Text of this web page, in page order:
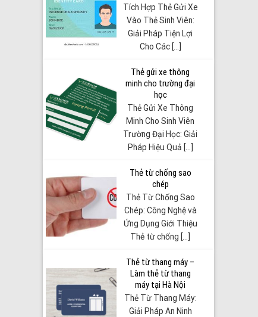
Tích Hợp Thẻ Gửi Xe
Vào Thẻ Sinh Viên:
Giải Pháp Tiện Lợi
Cho Các [...]
Thẻ gửi xe thông
minh cho trường đại
học
Thẻ Gửi Xe Thông
Minh Cho Sinh Viên
Trường Đại Học: Giải
Pháp Hiệu Quả [...]
Thẻ từ chống sao
chép
Thẻ Từ Chống Sao
Chép: Công Nghệ và
Ứng Dụng Giới Thiệu
Thẻ từ chống [...]
Thẻ từ thang máy –
Làm thẻ từ thang
máy tại Hà Nội
Thẻ Từ Thang Máy:
Giải Pháp An Ninh